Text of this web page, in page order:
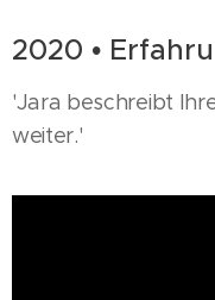
2020 •
'Jara beschreibt
weiter.'